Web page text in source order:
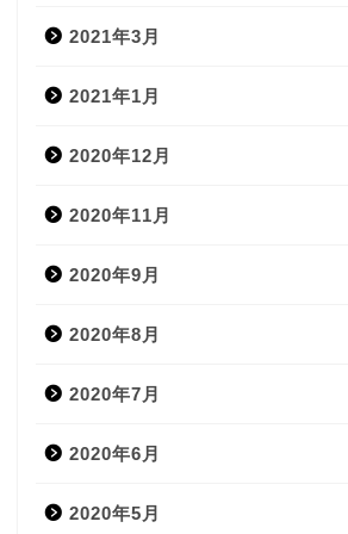
2021年3月
2021年1月
2020年12月
2020年11月
2020年9月
2020年8月
2020年7月
2020年6月
2020年5月